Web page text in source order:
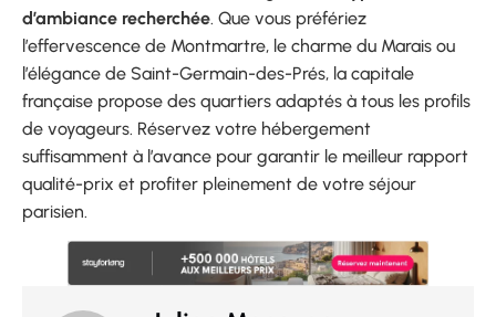
d’ambiance recherchée. Que vous préfériez
l’effervescence de Montmartre, le charme du Marais ou
l’élégance de Saint-Germain-des-Prés, la capitale
française propose des quartiers adaptés à tous les profils
de voyageurs. Réservez votre hébergement
suffisamment à l’avance pour garantir le meilleur rapport
qualité-prix et profiter pleinement de votre séjour
parisien.